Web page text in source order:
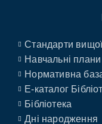
Стандарти вищої
Навчальні плани
Нормативна
E-каталог
Бібліотека
Дні народження